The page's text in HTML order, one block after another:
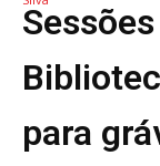
Secções
MARCHAS
NATAL NAS
ATUALIDADE
para